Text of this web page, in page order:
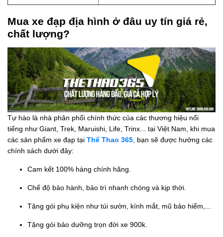
Mua xe đạp địa hình ở đâu uy tín giá rẻ,
chất lượng?
Tự hào là nhà phân phối chính thức của các thương hiệu nổi
tiếng như Giant, Trek, Maruishi, Life, Trinx... tại Việt Nam, khi mua
các sản phẩm xe đạp tại Thể Thao 365, bạn sẽ được hưởng các
chính sách dưới đây:
Cam kết 100% hàng chính hãng.
Chế độ bảo hành, bảo trì nhanh chóng và kịp thời.
Tặng gói phụ kiện như túi sườn, kính mắt, mũ bảo hiểm,...
Tặng gói bảo dưỡng trọn đời xe 900k.